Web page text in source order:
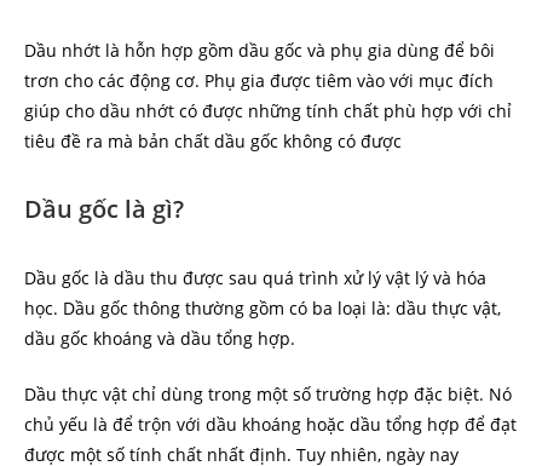
Dầu nhớt là hỗn hợp gồm dầu gốc và phụ gia dùng để bôi
trơn cho các động cơ. Phụ gia được tiêm vào với mục đích
giúp cho dầu nhớt có được những tính chất phù hợp với chỉ
tiêu đề ra mà bản chất dầu gốc không có được
Dầu gốc là gì?
Dầu gốc là dầu thu được sau quá trình xử lý vật lý và hóa
học. Dầu gốc thông thường gồm có ba loại là: dầu thực vật,
dầu gốc khoáng và dầu tổng hợp.
Dầu thực vật chỉ dùng trong một số trường hợp đặc biệt. Nó
chủ yếu là để trộn với dầu khoáng hoặc dầu tổng hợp để đạt
được một số tính chất nhất định. Tuy nhiên, ngày nay